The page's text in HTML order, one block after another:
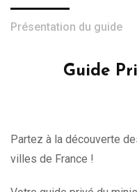
Présentation du guide
Guide
Partez à la découverte
villes de France !